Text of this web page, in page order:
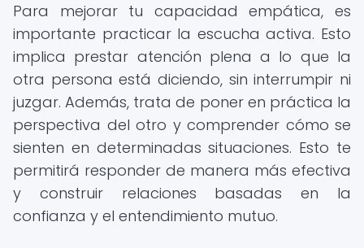
Para mejorar tu capacidad empática, es
importante practicar la escucha activa. Esto
implica prestar atención plena a lo que la
otra persona está diciendo, sin interrumpir ni
juzgar. Además, trata de poner en práctica la
perspectiva del otro y comprender cómo se
sienten en determinadas situaciones. Esto te
permitirá responder de manera más efectiva
y construir relaciones basadas en la
confianza y el entendimiento mutuo.